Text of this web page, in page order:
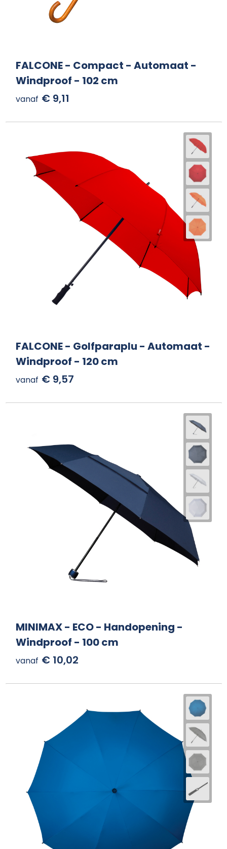
FALCONE - Compact - Automaat -
Windproof - 102 cm
vanaf € 9,11
FALCONE - Golfparaplu - Automaat -
Windproof - 120 cm
vanaf € 9,57
MINIMAX - ECO - Handopening -
Windproof - 100 cm
vanaf € 10,02